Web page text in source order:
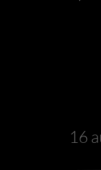
16